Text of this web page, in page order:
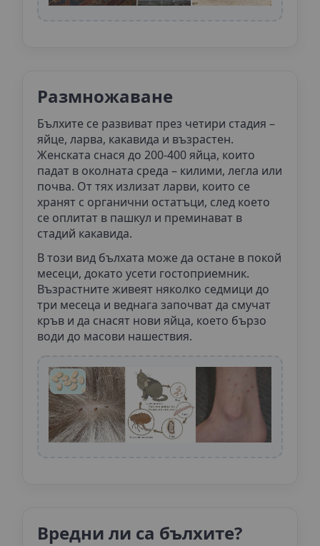
Размножаване
Бълхите се развиват през четири стадия –
яйце, ларва, какавида и възрастен.
Женската снася до 200-400 яйца, които
падат в околната среда – килими, легла или
почва. От тях излизат ларви, които се
хранят с органични остатъци, след което
се оплитат в пашкул и преминават в
стадий какавида.
В този вид бълхата може да остане в покой
месеци, докато усети гостоприемник.
Възрастните живеят няколко седмици до
три месеца и веднага започват да смучат
кръв и да снасят нови яйца, което бързо
води до масови нашествия.
Вредни ли са бълхите?